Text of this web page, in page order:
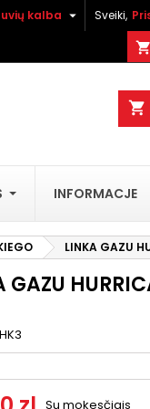
Sveiki,
kalba 
shopping_cart
shopping_cart
INFORMACJE
LINKA GAZU
GAZU
Su mokesčiais